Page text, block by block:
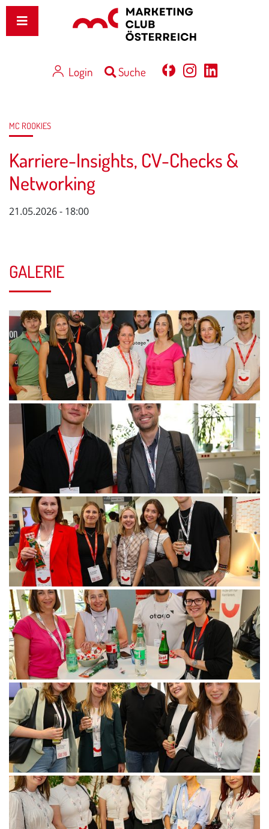
Login Suche
MC ROOKIES
Karriere-Insights, CV-Checks &
Networking
21.05.2026 - 18:00
GALERIE